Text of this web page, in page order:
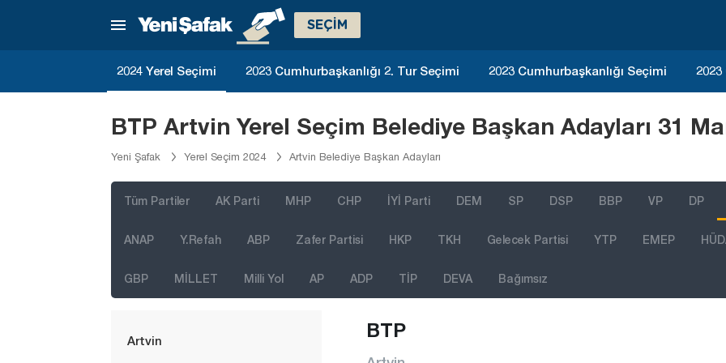
SEÇİM
2024 Yerel Seçimi 2023 Cumhurbaşkanlığı 2. Tur Seçimi 2023 Cumhurbaşkanlığı Seçimi
BTP Artvin Yerel Seçim Belediye Başkan Adayları 31
Yeni Şafak Yerel Seçim 2024 Artvin Belediye Başkan Adayları
Tüm Partiler AK Parti MHP CHP İYİ Parti DEM SP DSP BBP VP DP
ANAP Y.Refah ABP Zafer Partisi HKP TKH Gelecek Partisi YTP EMEP
GBP MİLLET Milli Yol AP ADP TİP DEVA Bağımsız
İstanbul
Ağrı
Antalya
Artvin
BTP